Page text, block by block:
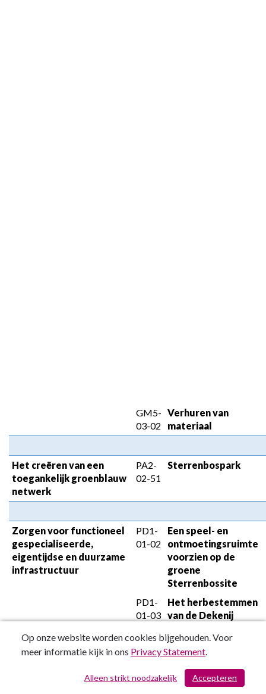
GM5-
03-02
Verhuren van
materiaal
Het creëren van een
toegankelijk groenblauw
netwerk
PA2-
02-51
Sterrenbospark
Zorgen voor functioneel
gespecialiseerde,
eigentijdse en duurzame
infrastructuur
PD1-
01-02
Een speel- en
ontmoetingsruimte
voorzien op de
groene
Sterrenbossite
PD1-
01-03
Het herbestemmen
van de Dekenij
PD1-
01-04
Zorgen voor een
divers
kunstencentrum
/ 201
Op onze website worden cookies bijgehouden. Voor
meer informatie kijk in ons Privacy Statement.
Accepteren
Alleen strikt noodzakelijk